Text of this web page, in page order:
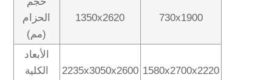
الحزام
(مم)
1350x2620 730x1900
الأبعاد
الكلية
2235x3050x2600 1580x2700x2220